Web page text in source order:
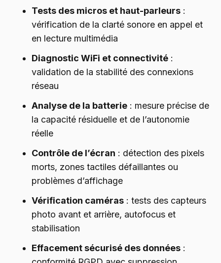
Tests des micros et haut-parleurs :
vérification de la clarté sonore en appel et
en lecture multimédia
Diagnostic WiFi et connectivité :
validation de la stabilité des connexions
réseau
Analyse de la batterie : mesure précise de
la capacité résiduelle et de l’autonomie
réelle
Contrôle de l’écran : détection des pixels
morts, zones tactiles défaillantes ou
problèmes d’affichage
Vérification caméras : tests des capteurs
photo avant et arrière, autofocus et
stabilisation
Effacement sécurisé des données :